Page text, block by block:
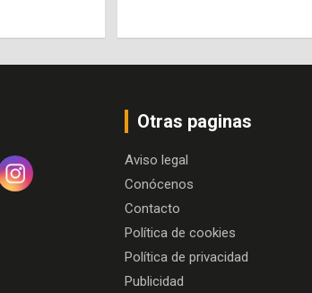
Otras paginas
Aviso legal
Conócenos
Contacto
Política de cookies
Política de privacidad
Publicidad